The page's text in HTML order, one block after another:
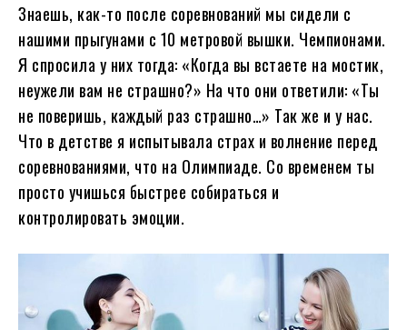
Знаешь, как-то после соревнований мы сидели с
нашими прыгунами с 10 метровой вышки. Чемпионами.
Я спросила у них тогда: «Когда вы встаете на мостик,
неужели вам не страшно?» На что они ответили: «Ты
не поверишь, каждый раз страшно…» Так же и у нас.
Что в детстве я испытывала страх и волнение перед
соревнованиями, что на Олимпиаде. Со временем ты
просто учишься быстрее собираться и
контролировать эмоции.